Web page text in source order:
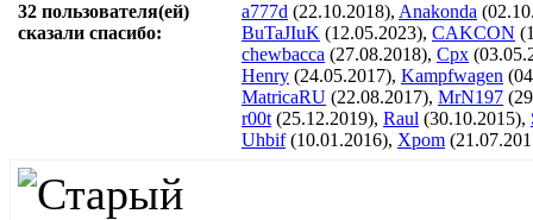
32 пользователя(ей)
сказали cпасибо:
a777d (22.10.2018), Anakonda
BuTaJIuK (12.05.2023), CAKCON
chewbacca (27.08.2018), Cpx
Henry (24.05.2017), Kampfwagen
MatricaRU (22.08.2017), MrN197
r00t (25.12.2019), Raul (30.10.2015),
Uhbif(10.01.2016), Xpom